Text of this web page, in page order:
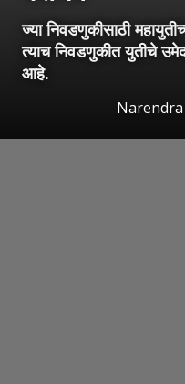
ज्या निवडणुकीसाठी
त्याच निवडणुकीत युतीचे
आहे.